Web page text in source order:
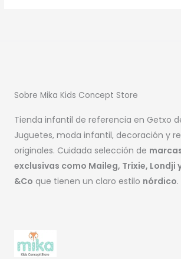
Sobre Mika Kids Concept Store
Tienda infantil de referencia en Getxo
Juguetes, moda infantil, decoración y
originales. Cuidada selección de
exclusivas como Maileg, Trixie, Londji
&Co que tienen un claro estilo nórdico.